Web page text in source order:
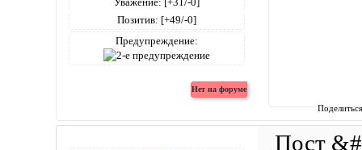
Позитив: [+49/-0]
Предупреждение: